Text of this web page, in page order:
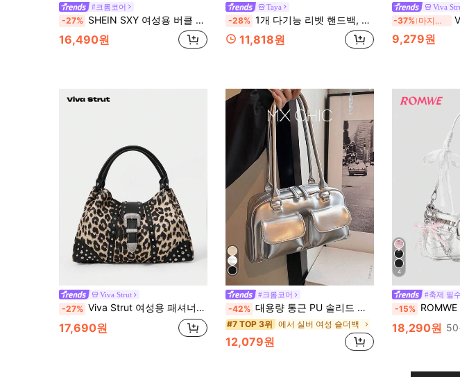
#크롬코어
-27% SHEIN SXY 여성용 버클 장식 어깨 / 크로스바디 가방
16,490원
Taya
-28% 1개 다기능 리벳 핸드백, 빈티지 오토바이 스타일 리벳 장식 PU 가죽 숄더백, 펑크 록 언더암 백, 직장, 출퇴근, 데이트, 파티 및 음악 축제에 적합
11,818원
Viva
-37% 마지막 3일 Viva
9,279원
Viva Strut
-27% Viva Strut 여성용 패셔너블한 개인화된 스트리트 레트로 스위트 쿨 베이브스 Y2K 표범 무늬 메탈 다이아몬드 버클 장식 숄더백, 일상 데이트 쇼핑용
17,690원
#크롬코어
-42% 대용량 통근 PU 솔리드 컬러 미니멀리스트 여성 숄더백, 패션 다용도, 데일리, 쇼핑, 데이트, 여행에 적합하며 선물로도 좋습니다.
#7 TOP 3위 에서 실버 여성 숄더백
12,079원
4
#축제 필
-15% ROMWE Kawaii 귀여운 Y2K 스타일 여성 숄더백, 할로
18,290원